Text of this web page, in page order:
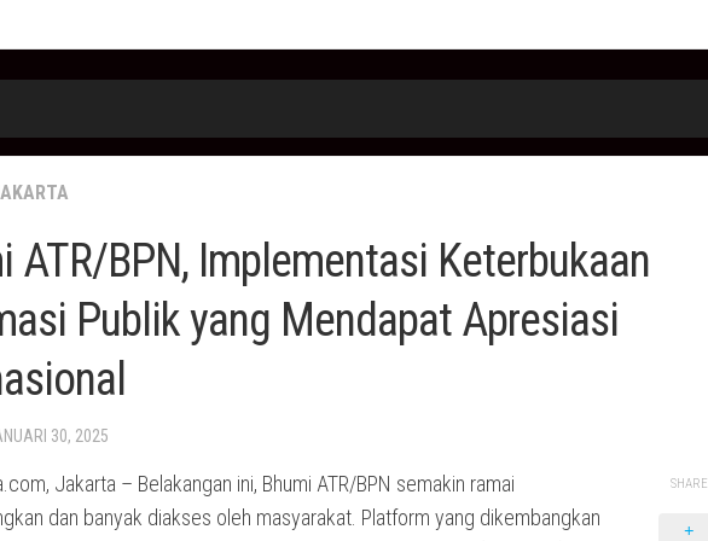
ATR/BPN, Implementasi Keterbukaan
Publik yang Mendapat Apresiasi
30, 2025
Jakarta – Belakangan ini, Bhumi ATR/BPN semakin ramai
dan banyak diakses oleh masyarakat. Platform yang dikembangkan
SHARE